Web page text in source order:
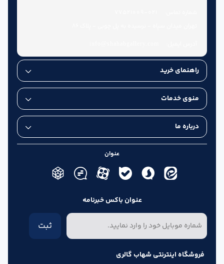
راهنمای خرید
منوی خدمات
درباره ما
عنوان
عنوان باکس خبرنامه
ثبت
فروشگاه اینترنتی شهاب گالری